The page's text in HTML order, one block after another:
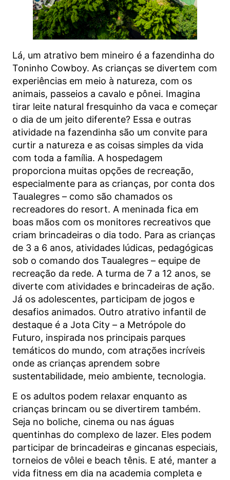
Lá, um atrativo bem mineiro é a fazendinha do
Toninho Cowboy. As crianças se divertem com
experiências em meio à natureza, com os
animais, passeios a cavalo e pônei. Imagina
tirar leite natural fresquinho da vaca e começar
o dia de um jeito diferente? Essa e outras
atividade na fazendinha são um convite para
curtir a natureza e as coisas simples da vida
com toda a família. A hospedagem
proporciona muitas opções de recreação,
especialmente para as crianças, por conta dos
Taualegres – como são chamados os
recreadores do resort. A meninada fica em
boas mãos com os monitores recreativos que
criam brincadeiras o dia todo. Para as crianças
de 3 a 6 anos, atividades lúdicas, pedagógicas
sob o comando dos Taualegres – equipe de
recreação da rede. A turma de 7 a 12 anos, se
diverte com atividades e brincadeiras de ação.
Já os adolescentes, participam de jogos e
desafios animados. Outro atrativo infantil de
destaque é a Jota City – a Metrópole do
Futuro, inspirada nos principais parques
temáticos do mundo, com atrações incríveis
onde as crianças aprendem sobre
sustentabilidade, meio ambiente, tecnologia.
E os adultos podem relaxar enquanto as
crianças brincam ou se divertirem também.
Seja no boliche, cinema ou nas águas
quentinhas do complexo de lazer. Eles podem
participar de brincadeiras e gincanas especiais,
torneios de vôlei e beach tênis. E até, manter a
vida fitness em dia na academia completa e